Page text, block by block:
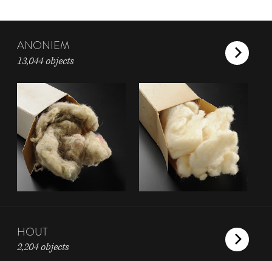
ANONIEM
13,044 objects
HOUT
2,204 objects